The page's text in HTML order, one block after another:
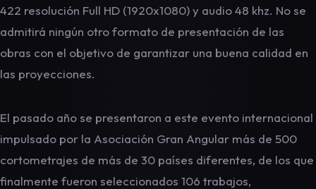
422 resolución Full HD (1920x1080) y audio 48 khz. No se
admitirá ningún otro formato de presentación de las
obras con el objetivo de garantizar una buena calidad en
las proyecciones.
El pasado año se presentaron a este evento internacional
impulsado por la Asociación Gran Angular más de 500
cortometrajes de más de 30 países diferentes, de los que
finalmente fueron seleccionados 106 trabajos,